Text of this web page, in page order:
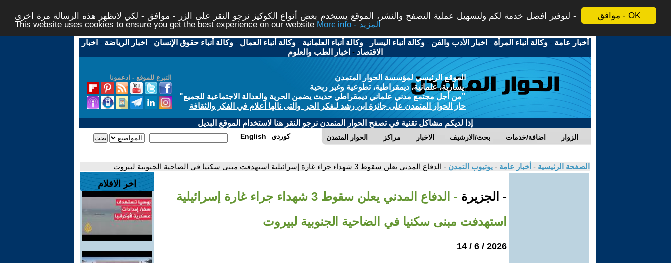
موافق - OK
لتوفير افضل خدمة لكم ولتسهيل عملية التصفح والنشر، الموقع يستخدم بعض أنواع الكوكيز نرجو النقر على الزر - موافق - لكي لاتظهر هذه الرسالة مرة اخرى -
This website uses cookies to ensure you get the best experience on our website
More info - المزيد
أخبار عامة -وكالة أنباء المرأة - اخبار الأدب والفن -وكالة أنباء اليسار -وكالة أنباء العلمانية -وكالة أنباء العمال -وكالة أنباء حقوق الإنسان - اخبار الرياضة - اخبار
الاقتصاد - اخبار الطب والعلوم
التبرع للموقع - ادعمونا
الموقع الرئيسي لمؤسسة الحوار المتمدن
يسارية، علمانية، ديمقراطية، تطوعية وغير ربحية
"من أجل مجتمع مدني علماني ديمقراطي حديث يضمن الحرية والعدالة الاجتماعية للجميع"
حاز الحوار المتمدن على جائزة ابن رشد للفكر الحر والتى نالها أعلام في الفكر والثقافة
إذا لديكم مشاكل تقنية في تصفح الحوار المتمدن نرجو النقر هنا لاستخدام الموقع البديل
الحوار المتمدن مراكز الاخبار بحث/الارشيف اضافة/خدمات الزوار English كوردي
الصفحة الرئيسية - أخبار عامة - يوتيوب التمدن - الدفاع المدني يعلن سقوط 3 شهداء جراء غارة إسرائيلية استهدفت مبنى سكنيا في الضاحية الجنوبية لبيروت
- الجزيرة
- الدفاع المدني يعلن سقوط 3 شهداء جراء غارة إسرائيلية
استهدفت مبنى سكنيا في الضاحية الجنوبية لبيروت
2026 / 6 / 14
اخر الافلام